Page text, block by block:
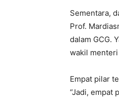
Sementara,
Prof.
dalam GCG.
wakil
Empat pilar
“Jadi, empat